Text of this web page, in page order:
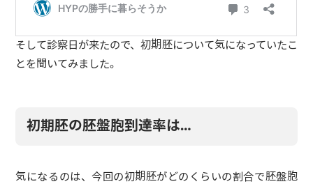
そして診察日が来たので、初期胚について気になっていたこ
とを聞いてみました。
初期胚の胚盤胞到達率は…
気になるのは、今回の初期胚がどのくらいの割合で胚盤胞